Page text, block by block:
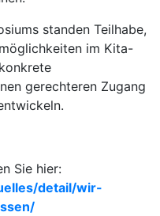
standen Teilhabe,
im Kita-
gerechteren Zugang
Sie hier:
detail/wir-